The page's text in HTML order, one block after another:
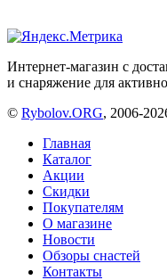
Интернет-магазин с
и снаряжение для
© Rybolov.ORG, 2006-
Главная
Каталог
Акции
Скидки
Покупателям
О магазине
Новости
Обзоры снастей
Контакты